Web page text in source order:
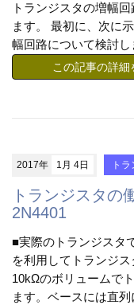
トランジスタの増幅
ます。 最初に、次に
幅回路について検討し
この記事の詳細
2017年 1月 4日 ト
トランジスタの
2N4401
■実際のトランジスタ
を利用してトランジス
10kΩのボリュームで
ます。ベースには直